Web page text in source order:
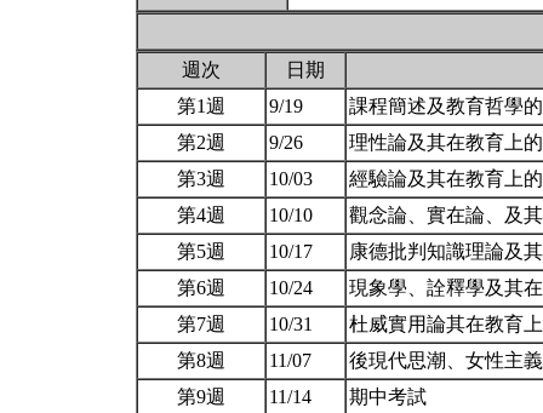
週次
日期
第1週
9/19
課程簡述及教育哲學
第2週
9/26
理性論及其在教育上
第3週
10/03
經驗論及其在教育上
第4週
10/10
觀念論、實在論、及
第5週
10/17
康德批判知識理論及
第6週
10/24
現象學、詮釋學及其
第7週
10/31
杜威實用論其在教育
第8週
11/07
後現代思潮、女性主
第9週
11/14 期中考試